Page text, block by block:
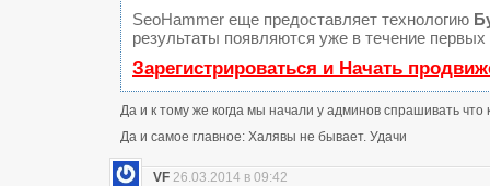
SeoHammer еще предоставляет технологию
результаты появляются уже в течение первых
Зарегистрироваться и Начать
Да и к тому же когда мы начали у админов спрашивать что
Да и самое главное: Халявы не бывает. Удачи
VF 26.03.2014 в 09:42